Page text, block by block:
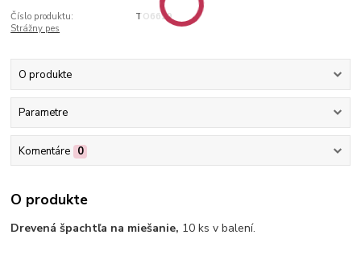
Číslo produktu:
TO6629
Strážny pes
O produkte
Parametre
Komentáre 0
O produkte
Drevená špachtľa na miešanie, 10 ks v balení.